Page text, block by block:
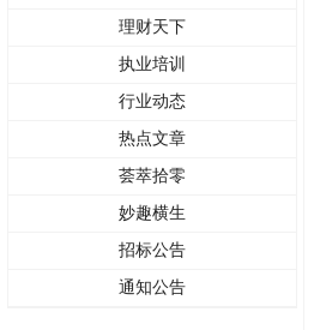
理财天下
执业培训
行业动态
热点文章
荟萃拾零
妙趣横生
招标公告
通知公告